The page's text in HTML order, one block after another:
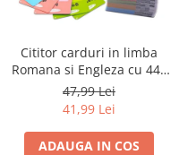
Cititor carduri in limba
Romana si Engleza cu 448
cuvinte, 224 imagini,
dezvoltare vocabular, roz
47,99 Lei
41,99 Lei
ADAUGA IN COS